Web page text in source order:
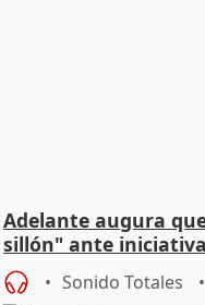
Adelante augura
sillón" ante
Sonido Totales